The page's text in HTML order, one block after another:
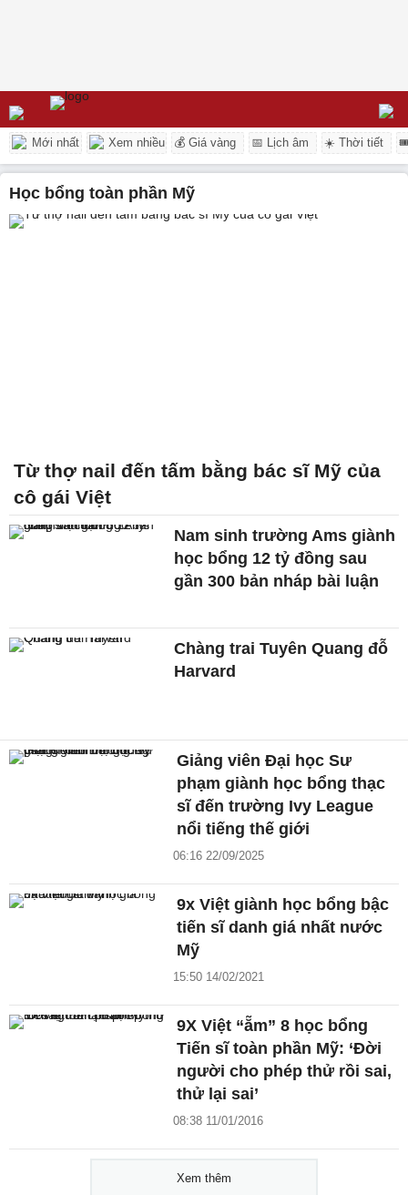
Mới nhất Xem nhiều 💰 Giá vàng 📅 Lịch âm ☀️ Thời tiết
học bổng toàn phần Mỹ
Từ thợ nail đến tấm bằng bác sĩ Mỹ của
cô gái Việt
Nam sinh trường Ams giành
học bổng 12 tỷ đồng sau
gần 300 bản nháp bài luận
Chàng trai Tuyên Quang đỗ
Harvard
Giảng viên Đại học Sư
phạm giành học bổng thạc
sĩ đến trường Ivy League
nổi tiếng thế giới
06:16 22/09/2025
9x Việt giành học bổng bậc
tiến sĩ danh giá nhất nước
Mỹ
15:50 14/02/2021
9X Việt “ẵm” 8 học bổng
Tiến sĩ toàn phần Mỹ: ‘Đời
người cho phép thử rồi sai,
thử lại sai’
08:38 11/01/2016
Xem thêm